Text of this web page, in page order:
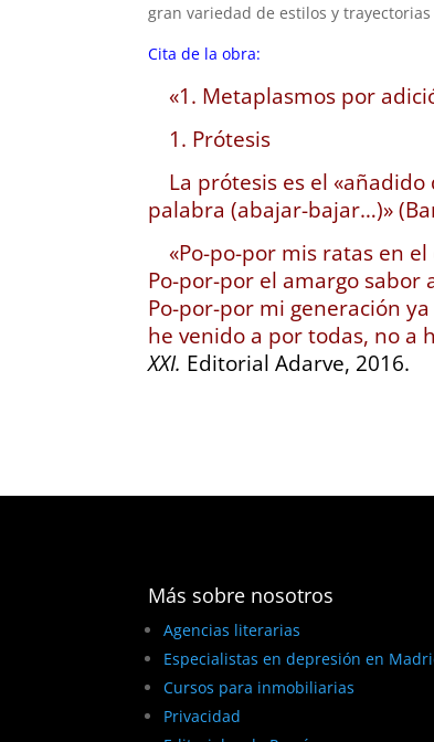
gran variedad de estilos y
Cita de la obra:
«1. Metaplasmos por
1. Prótesis
La prótesis es el
palabra (abajar-bajar…)»
«Po-po-por mis ratas en el
Po-por-por el amargo sabor
Po-por-por mi generación
he venido a por todas, no a
XXI. Editorial Adarve, 2016.
Más sobre nosotros
Agencias literarias
Especialistas en depresión en
Cursos para inmobiliarias
Privacidad